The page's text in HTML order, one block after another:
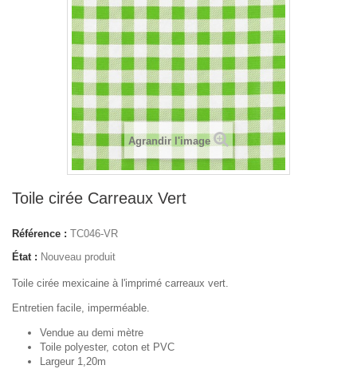
Agrandir l'image
Toile cirée Carreaux Vert
Référence : TC046-VR
État : Nouveau produit
Toile cirée mexicaine à l'imprimé carreaux vert.
Entretien facile, imperméable.
Vendue au demi mètre
Toile polyester, coton et PVC
Largeur 1,20m